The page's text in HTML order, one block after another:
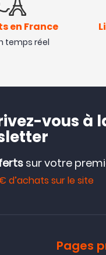
en France
temps réel
vous à
sur votre
d’achats sur le site
Pages